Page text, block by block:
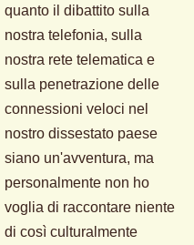
quanto il dibattito sulla
nostra telefonia, sulla
nostra rete telematica e
sulla penetrazione delle
connessioni veloci nel
nostro dissestato paese
siano un'avventura, ma
personalmente non ho
voglia di raccontare niente
di così culturalmente